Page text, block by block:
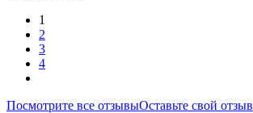
1
2
3
4
Посмотрите все отзывыОставьте свой отзыв